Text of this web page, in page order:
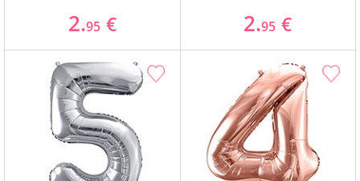
2.95 € 2.95 €